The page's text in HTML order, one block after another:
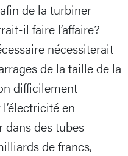
de la turbiner
il faire l’affaire?
nécessiterait
de la taille de la
difficilement
en
dans des tubes
de francs,